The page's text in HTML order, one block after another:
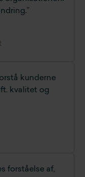
kunderne
kvalitet og
forståelse af,